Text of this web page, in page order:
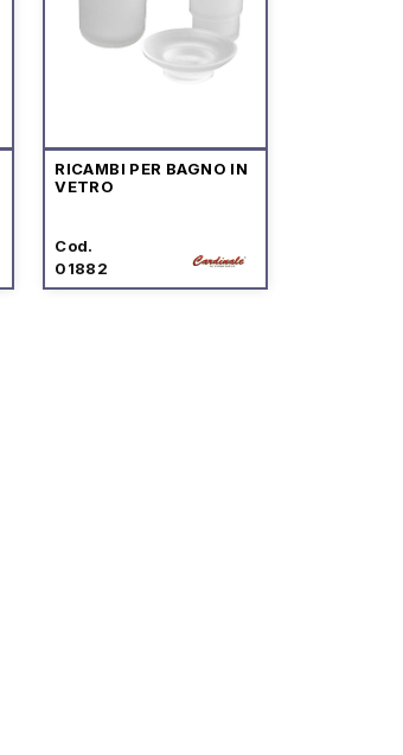
RICAMBI PER BAGNO IN
VETRO
Cod.
01882